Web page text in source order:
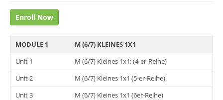
Enroll Now
MODULE 1
M (6/7) KLEINES 1X1
Unit 1
M (6/7) Kleines 1x1: (4-er-Reihe)
Unit 2
M (6/7) Kleines 1x1 (5-er-Reihe)
Unit 3
M (6/7) Kleines 1x1 (6er-Reihe)